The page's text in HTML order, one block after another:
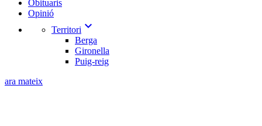
Obituaris
Opinió
Territori expand_more
Berga
Gironella
Puig-reig
ara mateix